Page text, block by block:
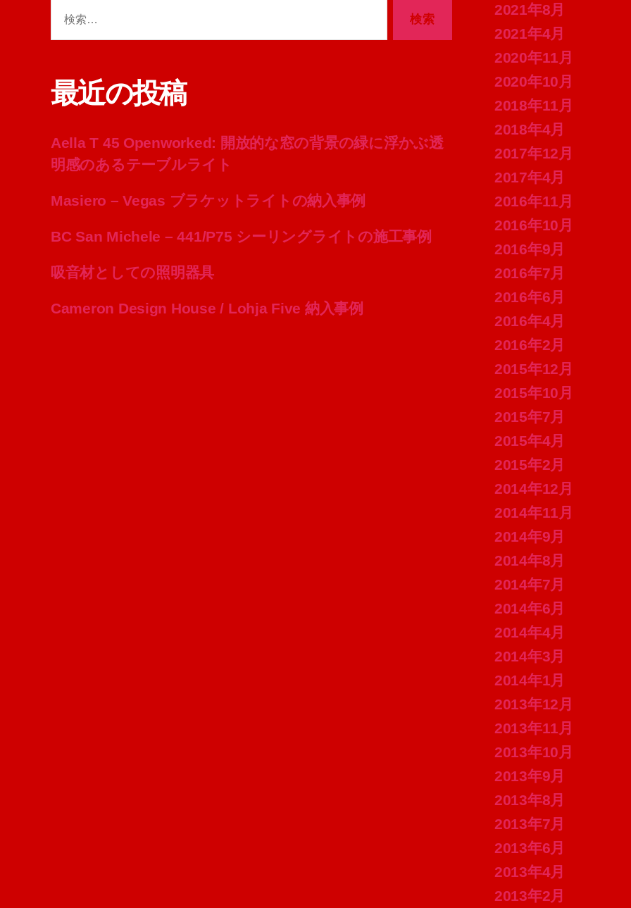
最近の投稿
Aella T 45 Openworked: 開放的な窓の背景の緑に浮かぶ透
明感のあるテーブルライト
Masiero – Vegas ブラケットライトの納入事例
BC San Michele – 441/P75 シーリングライトの施工事例
吸音材としての照明器具
Cameron Design House / Lohja Five 納入事例
2021年8月
2021年4月
2020年11月
2020年10月
2018年11月
2018年4月
2017年12月
2017年4月
2016年11月
2016年10月
2016年9月
2016年7月
2016年6月
2016年4月
2016年2月
2015年12月
2015年10月
2015年7月
2015年4月
2015年2月
2014年12月
2014年11月
2014年9月
2014年8月
2014年7月
2014年6月
2014年4月
2014年3月
2014年1月
2013年12月
2013年11月
2013年10月
2013年9月
2013年8月
2013年7月
2013年6月
2013年4月
2013年2月